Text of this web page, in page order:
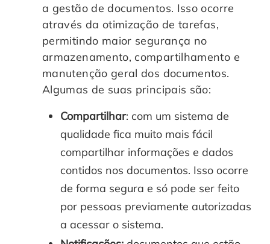
a gestão de documentos. Isso ocorre
através da otimização de tarefas,
permitindo maior segurança no
armazenamento, compartilhamento e
manutenção geral dos documentos.
Algumas de suas principais são:
Compartilhar: com um sistema de
qualidade fica muito mais fácil
compartilhar informações e dados
contidos nos documentos. Isso ocorre
de forma segura e só pode ser feito
por pessoas previamente autorizadas
a acessar o sistema.